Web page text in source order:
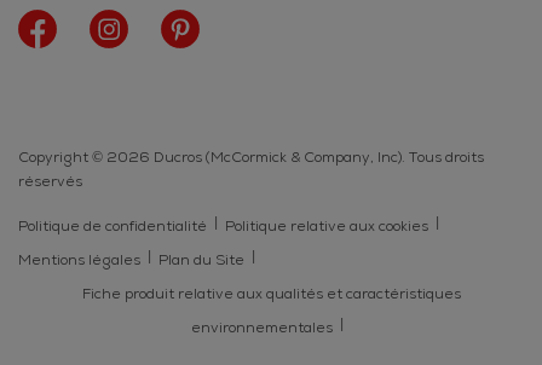
Copyright © 2026 Ducros (McCormick & Company, Inc). Tous droits
réservés
Politique de confidentialité
Politique relative aux cookies
Mentions légales
Plan du Site
Fiche produit relative aux qualités et caractéristiques
environnementales